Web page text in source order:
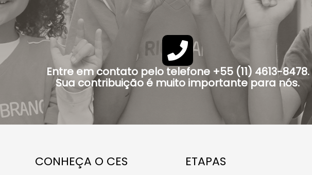
Entre em contato pelo telefone +55 (11) 4613-8478.
Sua contribuição é muito importante para nós.
CONHEÇA O CES ETAPAS